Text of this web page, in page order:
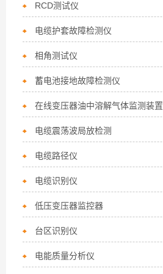
RCD测试仪
电缆护套故障检测仪
相角测试仪
蓄电池接地故障检测仪
在线变压器油中溶解气体监测装置
电缆震荡波局放检测
电缆路径仪
电缆识别仪
低压变压器监控器
台区识别仪
电能质量分析仪